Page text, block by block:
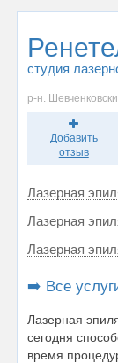
студия
р-н.
Добавить
отзыв
Лазерная
Лазерная
Лазерная
➡️ Все
Лазерная
сегодня
время